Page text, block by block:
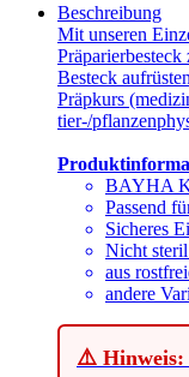
Beschreibung
Mit unseren
Präparierbesteck
Besteck
Präpkurs
tier-/
BAYHA
Passend
Sicheres
Nicht steril
aus
andere
⚠️ Hinweis: